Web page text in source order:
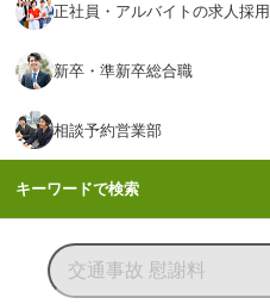
正社員・アルバイトの求人採用
新卒・準新卒総合職
相談予約営業部
キーワードで検索